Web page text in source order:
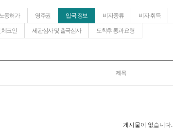
노동허가 영주권 입국 정보 비자종류 비자 취득
체크인 세관심사 및 출국심사 도착후 통과 요령
제목
게시물이 없습니다.